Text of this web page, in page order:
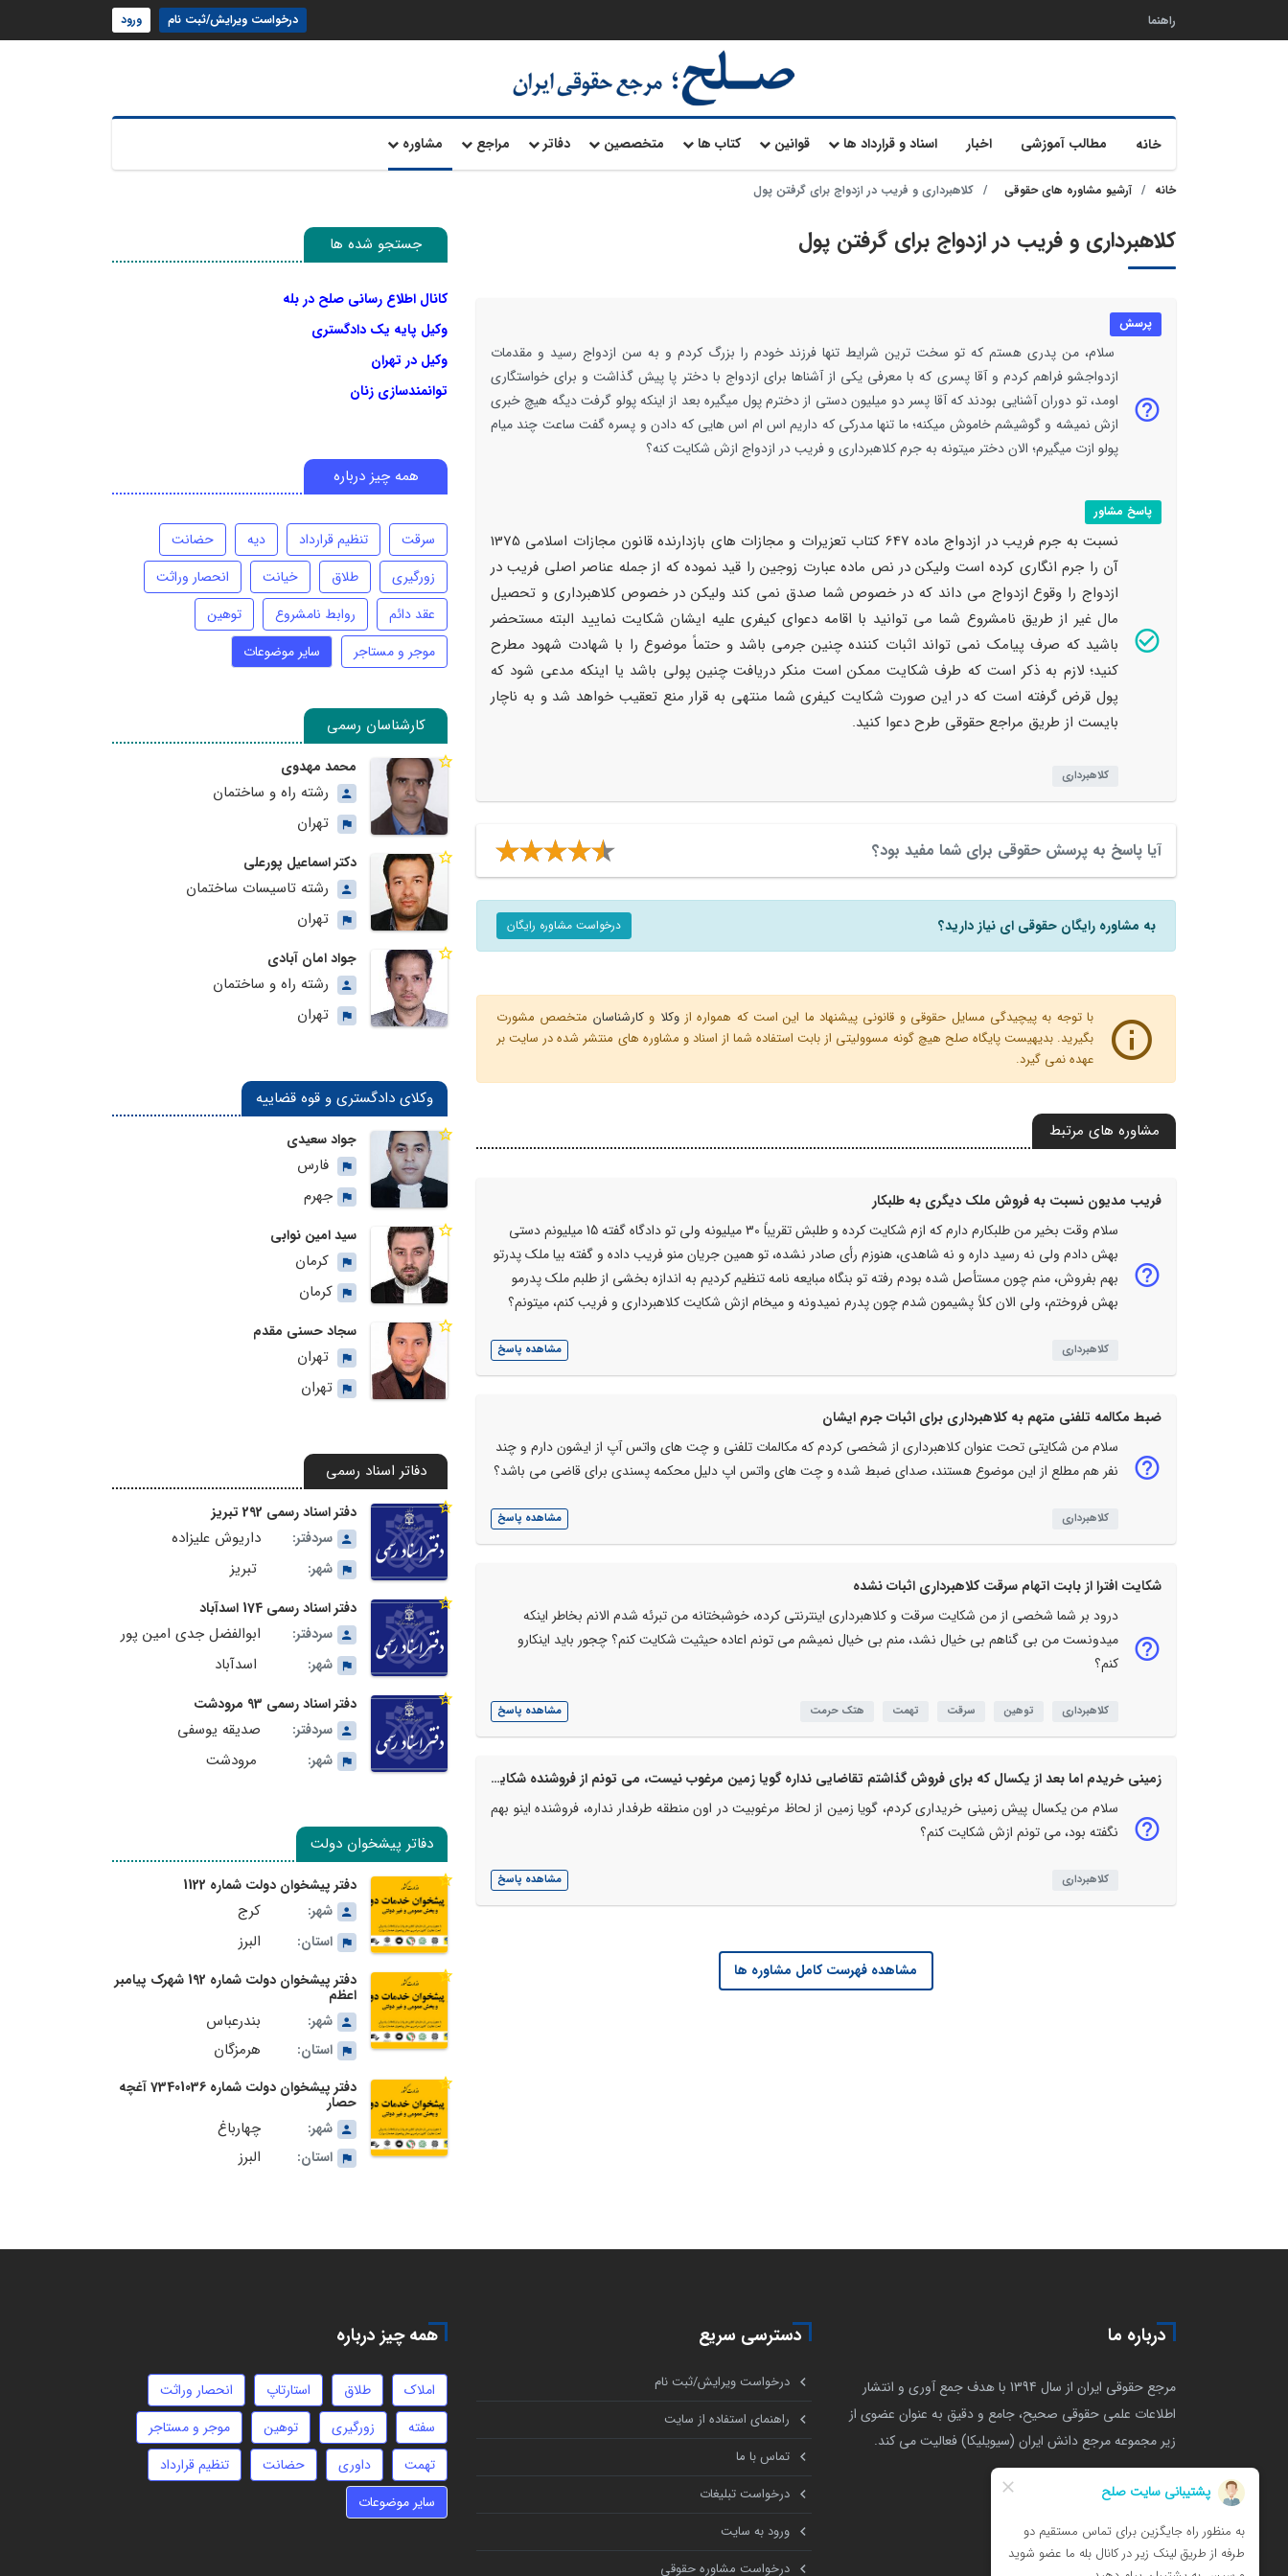
راهنما درخواست ویرایش/ثبت نام ورود
خانه مطالب آموزشی اخبار اسناد و قرارداد ها قوانین کتاب ها متخصصین دفاتر مراجع مشاوره
خانه آرشیو مشاوره های حقوقی کلاهبرداری و فریب در ازدواج برای گرفتن پول
کلاهبرداری و فریب در ازدواج برای گرفتن پول
پرسش
سلام، من پدری هستم که تو سخت ترین شرایط تنها فرزند خودم را بزرگ کردم و به سن ازدواج رسید و مقدمات
ازدواجشو فراهم کردم و آقا پسری که با معرفی یکی از آشناها برای ازدواج با دختر پا پیش گذاشت و برای خواستگاری
اومد، تو دوران آشنایی بودند که آقا پسر دو میلیون دستی از دخترم پول میگیره بعد از اینکه پولو گرفت دیگه هیچ خبری
ازش نمیشه و گوشیشم خاموش میکنه؛ ما تنها مدرکی که داریم اس ام اس هایی که دادن و پسره گفت ساعت چند میام
پولو ازت میگیرم؛ الان دختر میتونه به جرم کلاهبرداری و فریب در ازدواج ازش شکایت کنه؟
پاسخ مشاور
نسبت به جرم فریب در ازدواج ماده 647 کتاب تعزیرات و مجازات های بازدارنده قانون مجازات اسلامی 1375
آن را جرم انگاری کرده است ولیکن در نص ماده عبارت زوجین را قید نموده که از جمله عناصر اصلی فریب در
ازدواج را وقوع ازدواج می داند که در خصوص شما صدق نمی کند ولیکن در خصوص کلاهبرداری و تحصیل
مال غیر از طریق نامشروع شما می توانید با اقامه دعوای کیفری علیه ایشان شکایت نمایید البته مستحضر
باشید که صرف پیامک نمی تواند اثبات کننده چنین جرمی باشد و حتماً موضوع را با شهادت شهود مطرح
کنید؛ لازم به ذکر است که طرف شکایت ممکن است منکر دریافت چنین پولی باشد یا اینکه مدعی شود که
پول قرض گرفته است که در این صورت شکایت کیفری شما منتهی به قرار منع تعقیب خواهد شد و به ناچار
بایست از طریق مراجع حقوقی طرح دعوا کنید.
کلاهبرداری
آیا پاسخ به پرسش حقوقی برای شما مفید بود؟
به مشاوره رایگان حقوقی ای نیاز دارید؟ درخواست مشاوره رایگان
با توجه به پیچیدگی مسایل حقوقی و قانونی پیشنهاد ما این است که همواره ازوکلا وکارشناسان متخصص مشورت
بگیرید. بدیهیست پایگاه صلح هیچ گونه مسوولیتی از بابت استفاده شما از اسناد و مشاوره های منتشر شده در سایت بر
عهده نمی گیرد.
مشاوره های مرتبط
فریب مدیون نسبت به فروش ملک دیگری به طلبکار
سلام وقت بخیر من طلبکارم دارم که ازم شکایت کرده و طلبش تقریباً 30 میلیونه ولی تو دادگاه گفته 15 میلیونم دستی
بهش دادم ولی نه رسید داره و نه شاهدی، هنوزم رأی صادر نشده، تو همین جریان منو فریب داده و گفته بیا ملک پدرتو
بهم بفروش، منم چون مستأصل شده بودم رفته تو بنگاه مبایعه نامه تنظیم کردیم به اندازه بخشی از طلبم ملک پدرمو
بهش فروختم، ولی الان کلاً پشیمون شدم چون پدرم نمیدونه و میخام ازش شکایت کلاهبرداری و فریب کنم، میتونم؟
کلاهبرداری مشاهده پاسخ
ضبط مکالمه تلفنی متهم به کلاهبرداری برای اثبات جرم ایشان
سلام من شکایتی تحت عنوان کلاهبرداری از شخصی کردم که مکالمات تلفنی و چت های واتس آپ از ایشون دارم و چند
نفر هم مطلع از این موضوع هستند، صدای ضبط شده و چت های واتس اپ دلیل محکمه پسندی برای قاضی می باشد؟
کلاهبرداری مشاهده پاسخ
شکایت افترا از بابت اتهام سرقت کلاهبرداری اثبات نشده
درود بر شما شخصی از من شکایت سرقت و کلاهبرداری اینترنتی کرده، خوشبختانه من تبرئه شدم الانم بخاطر اینکه
میدونست من بی گناهم بی خیال نشد، منم بی خیال نمیشم می تونم اعاده حیثیت شکایت کنم؟ چجور باید اینکارو
کنم؟
کلاهبرداری توهین سرقت تهمت هتک حرمت مشاهده پاسخ
زمینی خریدم اما بعد از یکسال که برای فروش گذاشتم تقاضایی نداره گویا زمین مرغوب نیست، می تونم از فروشنده شکایت کنم؟
سلام من یکسال پیش زمینی خریداری کردم، گویا زمین از لحاظ مرغوبیت در اون منطقه طرفدار نداره، فروشنده اینو بهم
نگفته بود، می تونم ازش شکایت کنم؟
کلاهبرداری مشاهده پاسخ
مشاهده فهرست کامل مشاوره ها
جستجو شده ها
کانال اطلاع رسانی صلح در بله
وکیل پایه یک دادگستری
وکیل در تهران
توانمندسازی زنان
همه چیز درباره
سرقت تنظیم قرارداد دیه
حضانت
زورگیری
طلاق خیانت
انحصار وراثت
عقد دائم
روابط نامشروع
توهین
موجر و مستاجر
سایر موضوعات
کارشناسان رسمی
محمد مهدوی
رشته راه و ساختمان
تهران
دکتر اسماعیل پورعلی
رشته تاسیسات ساختمان
تهران
جواد امان آبادی
رشته راه و ساختمان
تهران
وکلای دادگستری و قوه قضاییه
جواد سعیدی
فارس
جهرم
سید امین نوابی
کرمان
کرمان
سجاد حسنی مقدم
تهران
تهران
دفاتر اسناد رسمی
دفتر اسناد رسمی 292 تبریز
سردفتر:
داریوش علیزاده
شهر: تبریز
دفتر اسناد رسمی 174 اسدآباد
سردفتر:
ابوالفضل جدی امین پور
شهر: اسدآباد
دفتر اسناد رسمی 93 مرودشت
سردفتر:
صدیقه یوسفی
شهر: مرودشت
دفاتر پیشخوان دولت
دفتر پیشخوان دولت شماره 1122
شهر:
کرج
استان: البرز
دفتر پیشخوان دولت شماره 192 شهرک پیامبر
اعظم
شهر:
بندرعباس
استان: هرمزگان
دفتر پیشخوان دولت شماره 73401036 آغچه
حصار
شهر:
چهارباغ
استان: البرز
درباره ما
مرجع حقوقی ایران از سال 1394 با هدف جمع آوری و انتشار
اطلاعات علمی حقوقی صحیح، جامع و دقیق به عنوان عضوی از
زیر مجموعه مرجع دانش ایران (سیویلیکا) فعالیت می کند.
دسترسی سریع
درخواست ویرایش/ثبت نام
راهنمای استفاده از سایت
تماس با ما
درخواست تبلیغات
ورود به سایت
درخواست مشاوره حقوقی
همه چیز درباره
املاک طلاق استارتاپ
انحصار وراثت
سفته
زورگیری توهین
موجر و مستاجر
تهمت
داوری حضانت
تنظیم قرارداد
سایر موضوعات